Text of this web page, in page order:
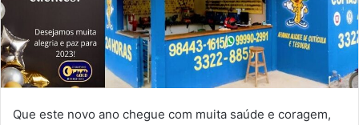
Que este novo ano chegue com muita saúde e coragem,